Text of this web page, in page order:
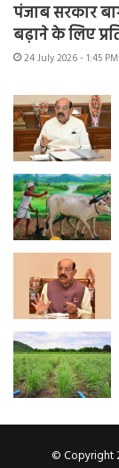
पंजाब सरकार
बढ़ाने के लिए
24 July 2026 - 1:45 PM
© Copyright